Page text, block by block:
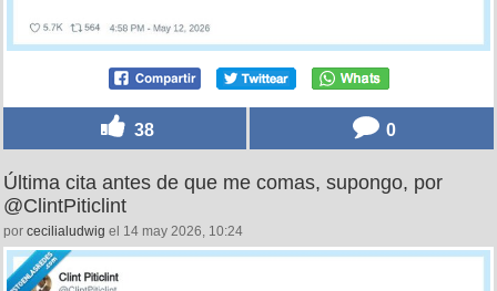
38 0
Última cita antes de que me comas, supongo, por
@ClintPiticlint
por cecilialudwig el 14 may 2026, 10:24